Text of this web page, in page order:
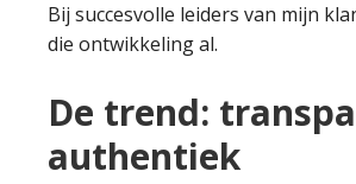
Bij succesvolle leiders van mijn
die ontwikkeling al.
De trend:
authentiek